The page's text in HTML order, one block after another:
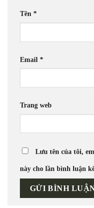
Tên *
Email *
Trang web
Lưu tên của tôi,
này cho lần bình luận